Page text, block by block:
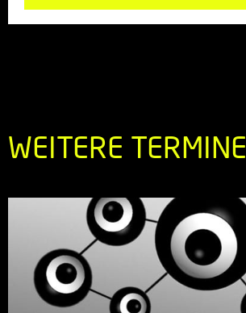
WEITERE TERMINE